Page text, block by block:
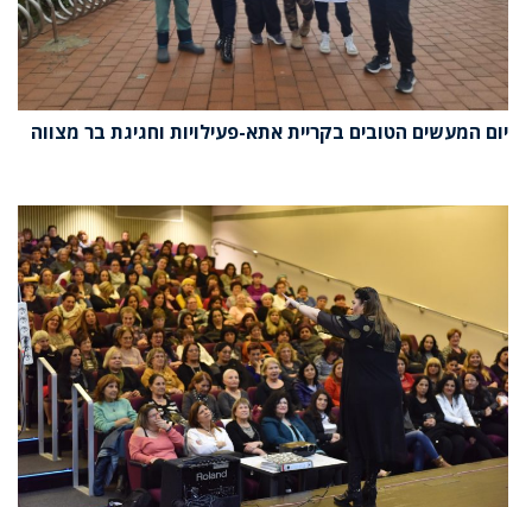
יום המעשים הטובים בקריית אתא-פעילויות וחגיגת בר מצווה